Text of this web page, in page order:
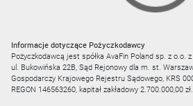
Informacje dotyczące Pożyczkodawcy
Pożyczkodawcą jest spółka AvaFin Poland sp. z o.o.
ul. Bukowińska 22B, Sąd Rejonowy dla m. st.
Gospodarczy Krajowego Rejestru Sądowego, KRS
REGON 146563260, kapitał zakładowy 2.700.000,00 zł.